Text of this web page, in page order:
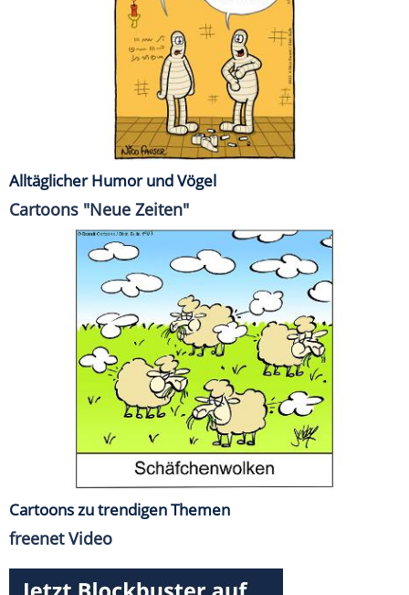
Alltäglicher Humor und Vögel
Cartoons "Neue Zeiten"
Cartoons zu trendigen Themen
freenet Video